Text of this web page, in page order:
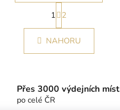
O
v
l
á
c
í
S
t
r
á
n
k
n
1 2
NAHORU
Přes 3000 výdejních míst
po celé ČR